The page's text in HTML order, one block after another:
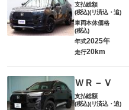
支払総額
(税込)(リ済込・追)
車両本体価格
(税込)
年式2025年
走行20km
ＷＲ－Ｖ
支払総額
(税込)(リ済込・追)